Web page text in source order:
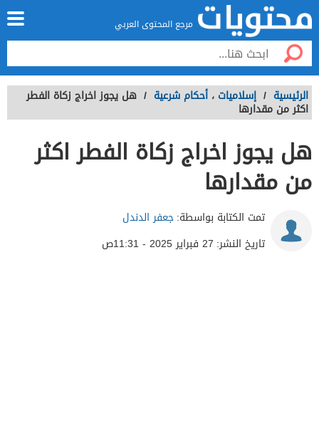
مرجع المحتوى العربي
الرئيسية / إسلاميات ، أحكام شرعية / هل يجوز اخراج زكاة الفطر
اكثر من مقدارها
هل يجوز اخراج زكاة الفطر اكثر
من مقدارها
تمت الكتابة بواسطة:جعفر الدندل
تاريخ النشر: 27 فبراير 2025 - 11:31ص